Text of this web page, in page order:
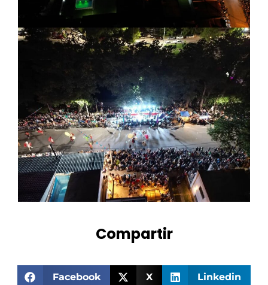
Compartir
Facebook X Linkedin